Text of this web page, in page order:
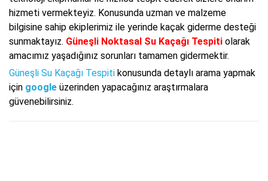
hizmeti vermekteyiz. Konusunda uzman ve malzeme
bilgisine sahip ekiplerimiz ile yerinde kaçak giderme desteği
sunmaktayız. Güneşli Noktasal Su Kaçağı Tespiti olarak
amacımız yaşadığınız sorunları tamamen gidermektir.
Güneşli Su Kaçağı Tespiti konusunda detaylı arama yapmak
için google üzerinden yapacağınız araştırmalara
güvenebilirsiniz.